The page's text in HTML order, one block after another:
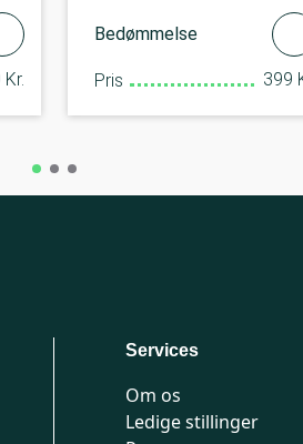
Bedømmelse
Pris 399
Services
Om os
Ledige stillinger